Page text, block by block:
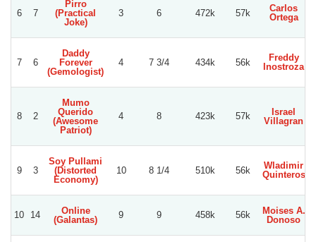
6 7
Pirro
(Practical
Joke)
3 6 472k 57k
Carlos
Ortega
7 6
Daddy
Forever
(Gemologist)
4 7 3/4 434k 56k
Freddy
Inostroza
8 2
Mumo
Querido
(Awesome
Patriot)
4 8 423k 57k
Israel
Villagran
9 3
Soy Pullami
(Distorted
Economy)
10 8 1/4 510k 56k
Wladimir
Quinteros
10 14
Online
(Galantas)
9 9 458k 56k
Moises A.
Donoso